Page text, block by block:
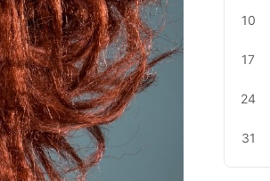
10
17
24
31